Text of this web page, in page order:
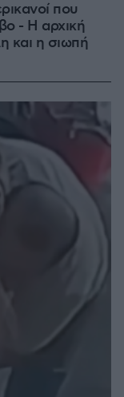
που
- Η αρχική
και η σιωπή